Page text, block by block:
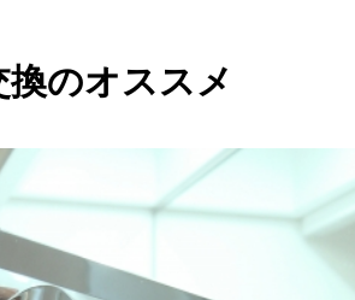
のオススメ